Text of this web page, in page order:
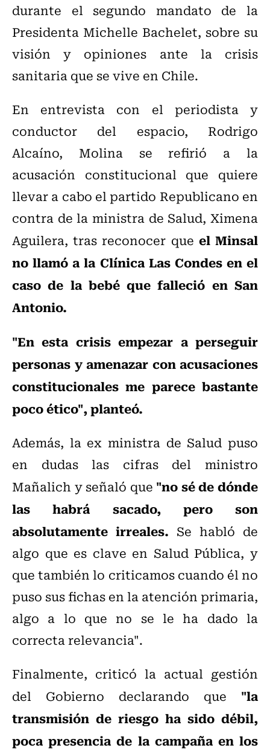
durante el segundo mandato de la
Presidenta Michelle Bachelet, sobre su
visión y opiniones ante la crisis
sanitaria que se vive en Chile.
En entrevista con el periodista y
conductor del espacio, Rodrigo
Alcaíno, Molina se refirió a la
acusación constitucional que quiere
llevar a cabo el partido Republicano en
contra de la ministra de Salud, Ximena
Aguilera, tras reconocer que el Minsal
no llamó a la Clínica Las Condes en el
caso de la bebé que falleció en San
Antonio.
"En esta crisis empezar a perseguir
personas y amenazar con acusaciones
constitucionales me parece bastante
poco ético", planteó.
Además, la ex ministra de Salud puso
en dudas las cifras del ministro
Mañalich y señaló que "no sé de dónde
las habrá sacado, pero son
absolutamente irreales. Se habló de
algo que es clave en Salud Pública, y
que también lo criticamos cuando él no
puso sus fichas en la atención primaria,
algo a lo que no se le ha dado la
correcta relevancia".
Finalmente, criticó la actual gestión
del Gobierno declarando que "la
transmisión de riesgo ha sido débil,
poca presencia de la campaña en los